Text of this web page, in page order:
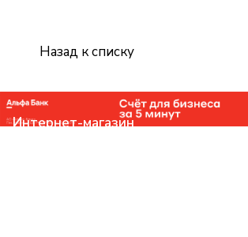
Назад к списку
Интернет-магазин